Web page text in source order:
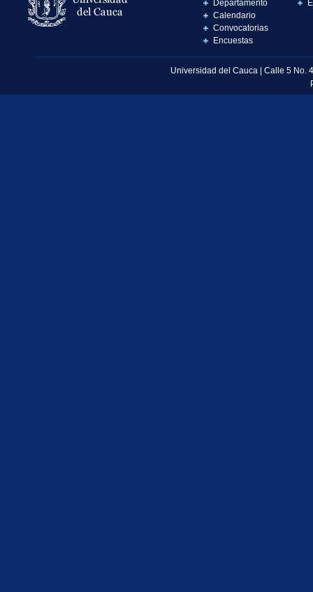
Departamento
Calendario
Convocatorias
Encuestas
Universidad del Cauca | Calle 5 No.